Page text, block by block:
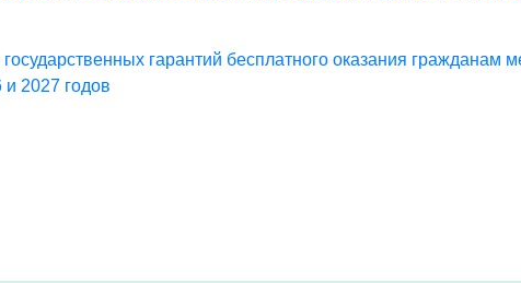
гарантий бесплатного оказания
2027 годов